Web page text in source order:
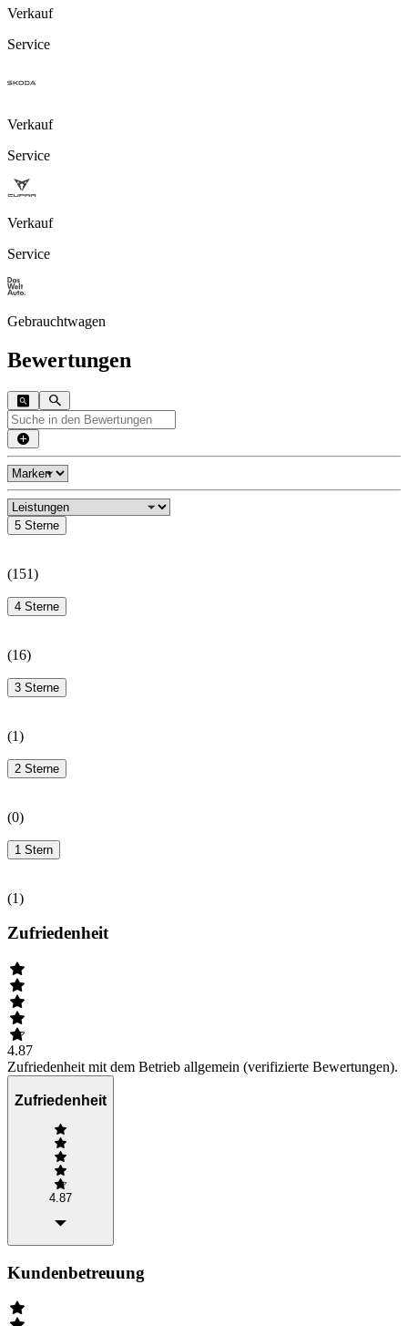
Verkauf
Service
Verkauf
Service
Verkauf
Service
Gebrauchtwagen
Bewertungen
5 Sterne
(151)
4 Sterne
(16)
3 Sterne
(1)
2 Sterne
(0)
1 Stern
(1)
Zufriedenheit
4.87
Zufriedenheit mit dem Betrieb allgemein (verifizierte Bewertungen).
Zufriedenheit
4.87
Kundenbetreuung